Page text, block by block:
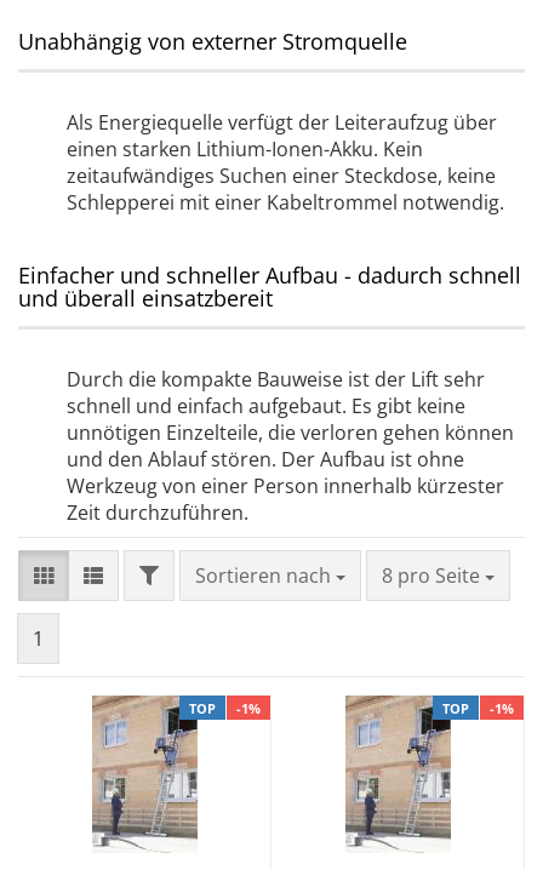
Unabhängig von externer Stromquelle
Als Energiequelle verfügt der Leiteraufzug über
einen starken Lithium-Ionen-Akku. Kein
zeitaufwändiges Suchen einer Steckdose, keine
Schlepperei mit einer Kabeltrommel notwendig.
Einfacher und schneller Aufbau - dadurch schnell
und überall einsatzbereit
Durch die kompakte Bauweise ist der Lift sehr
schnell und einfach aufgebaut. Es gibt keine
unnötigen Einzelteile, die verloren gehen können
und den Ablauf stören. Der Aufbau ist ohne
Werkzeug von einer Person innerhalb kürzester
Zeit durchzuführen.
FILTERSortieren nach
Sortieren nach 8 pro Seite
pro Seite
1
TOP -1% TOP -1%